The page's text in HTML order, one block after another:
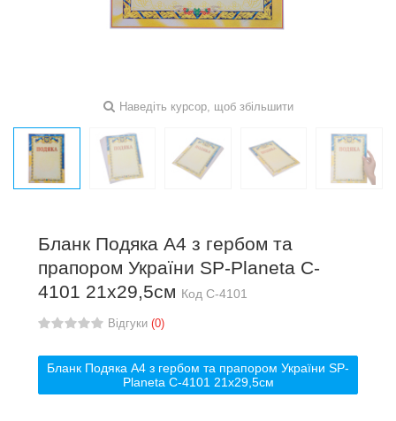
Наведіть курсор, щоб збільшити
Бланк Подяка A4 з гербом та
прапором України SP-Planeta C-
4101 21х29,5см Код C-4101
Відгуки (0)
Бланк Подяка A4 з гербом та прапором України SP-
Planeta C-4101 21х29,5см